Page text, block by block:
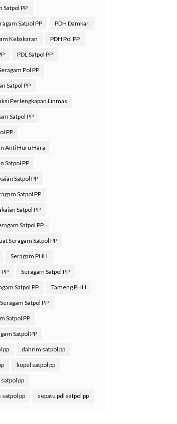
Satpol PP
Satpol PP PDH Damkar
Kebakaran PDH Pol PP
PDL Satpol PP
Pol PP
Satpol PP
Perlengkapan Linmas
Satpol PP
PP
Anti Huru Hara
Satpol PP
Satpol PP
Satpol PP
Satpol PP
Satpol PP
Seragam Satpol PP
Seragam PHH
Seragam Satpol PP
Satpol PP Tameng PHH
Satpol PP
Satpol PP
Satpol PP
pp dahrim satpol pp
kopel satpol pp
pp
satpol pp sepatu pdl satpol pp